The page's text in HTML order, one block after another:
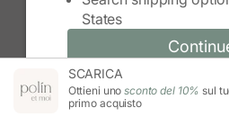
States
Change country/region
VIETNAM
WALLIS
SCARICA
Ottieni unosconto del 10% sul
primo acquisto